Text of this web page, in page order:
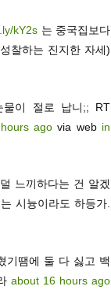
kY2s는 중국집보다
찰하는 진지한 자세)
이 절로 납니;; RT
ago via web in
느끼하다는 건 알겠
시늉이라도 하등가.
기땜에 둘 다 싫고 백
about 16 hours ago